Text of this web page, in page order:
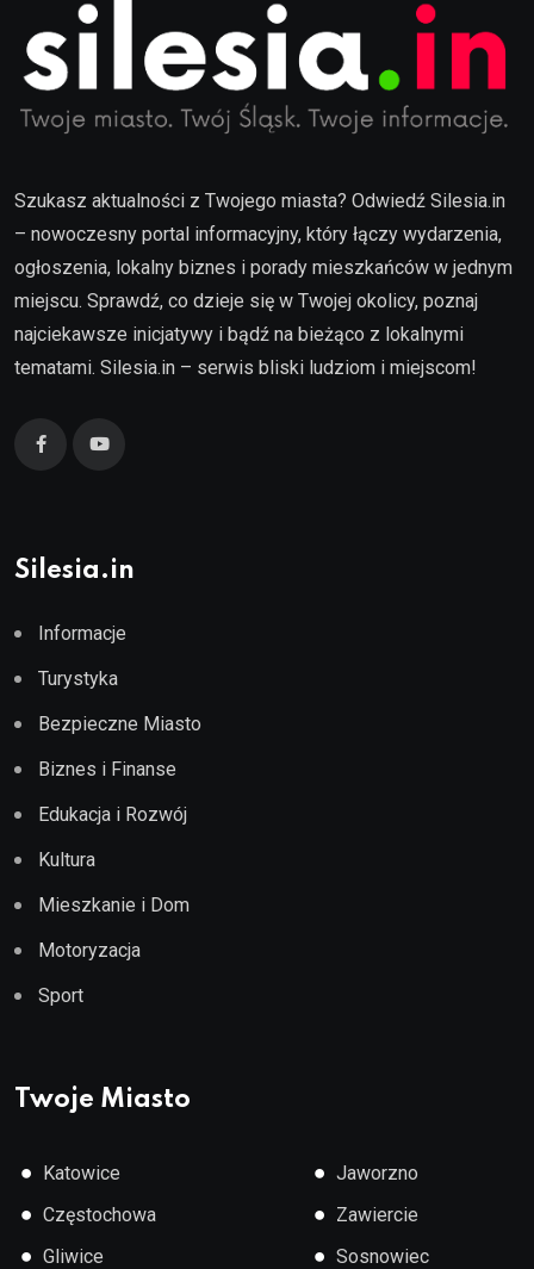
Szukasz aktualności z Twojego miasta? Odwiedź Silesia.in
– nowoczesny portal informacyjny, który łączy wydarzenia,
ogłoszenia, lokalny biznes i porady mieszkańców w jednym
miejscu. Sprawdź, co dzieje się w Twojej okolicy, poznaj
najciekawsze inicjatywy i bądź na bieżąco z lokalnymi
tematami. Silesia.in – serwis bliski ludziom i miejscom!
Silesia.in
Informacje
Turystyka
Bezpieczne Miasto
Biznes i Finanse
Edukacja i Rozwój
Kultura
Mieszkanie i Dom
Motoryzacja
Sport
Twoje Miasto
● Katowice
● Częstochowa
● Gliwice
● Jaworzno
● Zawiercie
● Sosnowiec